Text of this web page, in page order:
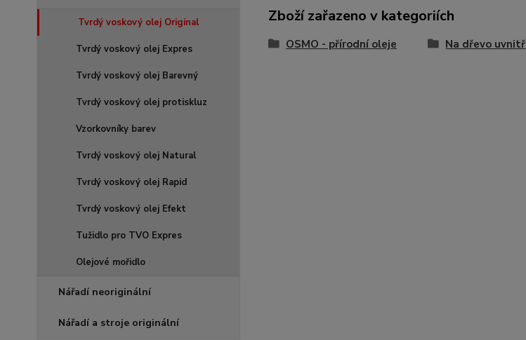
Tvrdý voskový olej Original
Tvrdý voskový olej Expres
Tvrdý voskový olej Barevný
Tvrdý voskový olej protiskluz
Vzorkovníky barev
Tvrdý voskový olej Natural
Tvrdý voskový olej Rapid
Tvrdý voskový olej Efekt
Tužidlo pro TVO Expres
Olejové mořidlo
Nářadí neoriginální
Nářadí a stroje originální
Zboží zařazeno v kategoriích
OSMO - přírodní oleje Na dřevo uvnitř